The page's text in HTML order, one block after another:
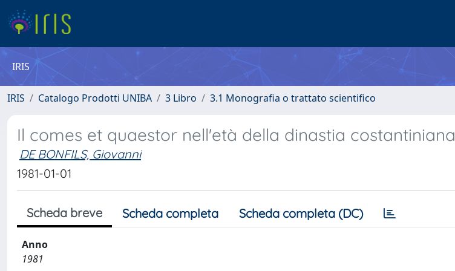
IRIS
IRIS Catalogo Prodotti UNIBA 3 Libro 3.1 Monografia o trattato scientifico
Il comes et quaestor nell'età della dinastia costantiniana
DE BONFILS, Giovanni
1981-01-01
Scheda breve Scheda completa Scheda completa (DC)
Anno
1981